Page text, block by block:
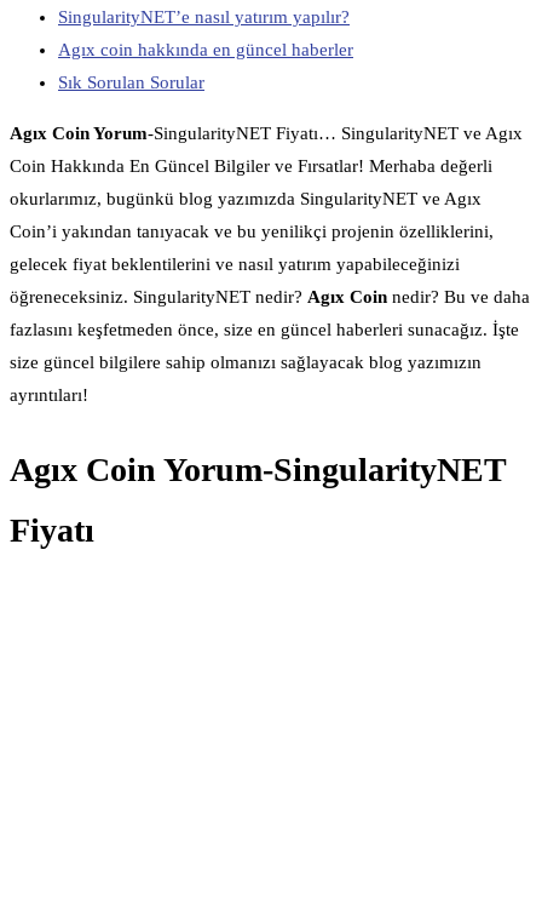
SingularityNET’e nasıl yatırım yapılır?
Agıx coin hakkında en güncel haberler
Sık Sorulan Sorular
Agıx Coin Yorum-SingularityNET Fiyatı… SingularityNET ve Agıx
Coin Hakkında En Güncel Bilgiler ve Fırsatlar! Merhaba değerli
okurlarımız, bugünkü blog yazımızda SingularityNET ve Agıx
Coin’i yakından tanıyacak ve bu yenilikçi projenin özelliklerini,
gelecek fiyat beklentilerini ve nasıl yatırım yapabileceğinizi
öğreneceksiniz. SingularityNET nedir? Agıx Coin nedir? Bu ve daha
fazlasını keşfetmeden önce, size en güncel haberleri sunacağız. İşte
size güncel bilgilere sahip olmanızı sağlayacak blog yazımızın
ayrıntıları!
Agıx Coin Yorum-SingularityNET
Fiyatı